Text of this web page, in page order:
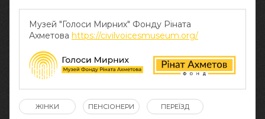
Музей "Голоси Мирних" Фонду Ріната
Ахметова https://civilvoicesmuseum.org/
ЖІНКИ ПЕНСІОНЕРИ ПЕРЕЇЗД